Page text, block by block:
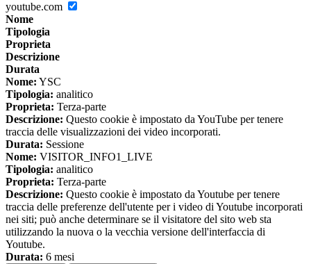
youtube.com
Nome
Tipologia
Proprieta
Descrizione
Durata
Nome: YSC
Tipologia: analitico
Proprieta: Terza-parte
Descrizione: Questo cookie è impostato da YouTube per tenere
traccia delle visualizzazioni dei video incorporati.
Durata: Sessione
Nome: VISITOR_INFO1_LIVE
Tipologia: analitico
Proprieta: Terza-parte
Descrizione: Questo cookie è impostato da Youtube per tenere
traccia delle preferenze dell'utente per i video di Youtube incorporati
nei siti; può anche determinare se il visitatore del sito web sta
utilizzando la nuova o la vecchia versione dell'interfaccia di
Youtube.
Durata: 6 mesi